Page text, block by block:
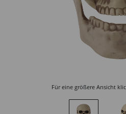
Für eine größere Ansicht